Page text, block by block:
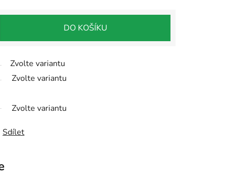
Zvolte variantu
Zvolte variantu
Zvolte variantu
DO KOŠÍKU
Sdílet